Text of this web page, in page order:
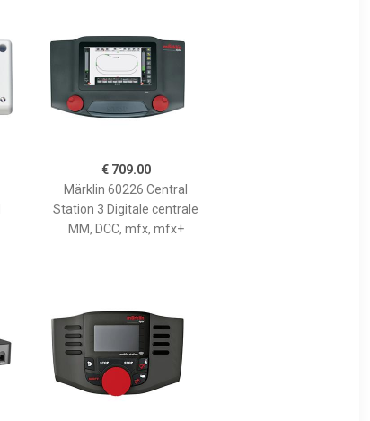
€ 709.00
Märklin 60226 Central
Station 3 Digitale centrale
MM, DCC, mfx, mfx+